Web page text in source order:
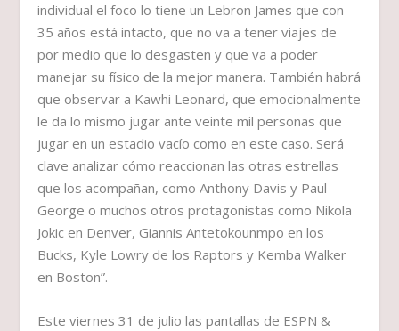
individual el foco lo tiene un Lebron James que con
35 años está intacto, que no va a tener viajes de
por medio que lo desgasten y que va a poder
manejar su físico de la mejor manera. También habrá
que observar a Kawhi Leonard, que emocionalmente
le da lo mismo jugar ante veinte mil personas que
jugar en un estadio vacío como en este caso. Será
clave analizar cómo reaccionan las otras estrellas
que los acompañan, como Anthony Davis y Paul
George o muchos otros protagonistas como Nikola
Jokic en Denver, Giannis Antetokounmpo en los
Bucks, Kyle Lowry de los Raptors y Kemba Walker
en Boston”.
Este viernes 31 de julio las pantallas de ESPN &